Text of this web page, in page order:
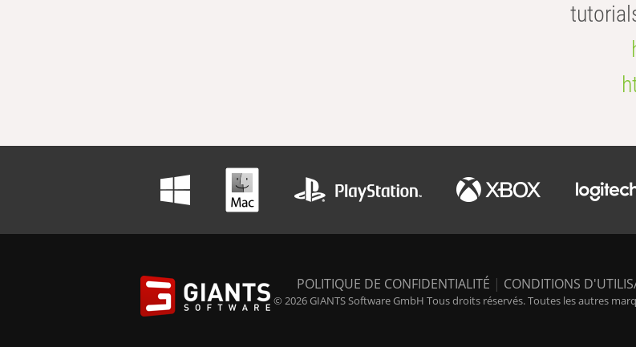
POLITIQUE DE CONFIDENTIALITÉ | CONDITIONS
© 2026 GIANTS Software GmbH Tous droits réservés. Toutes les autres